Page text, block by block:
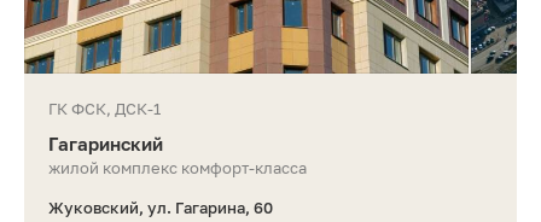
ГК ФСК, ДСК-1
Гагаринский
жилой комплекс комфорт-класса
Жуковский, ул. Гагарина, 60